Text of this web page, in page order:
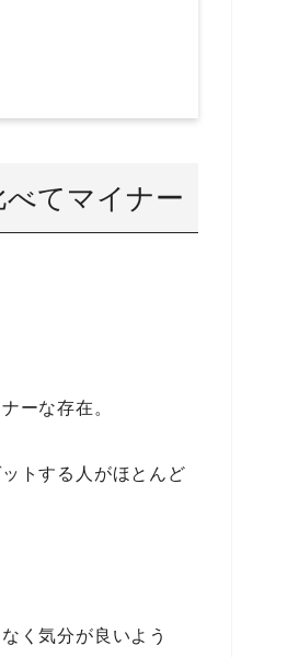
てマイナー
ーな存在。
トする人がほとんど
く気分が良いよう